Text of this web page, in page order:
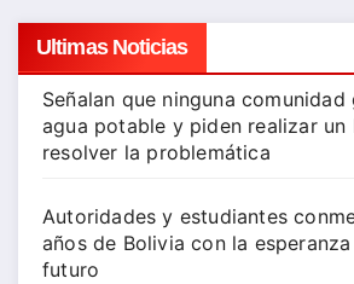
Ultimas Noticias
Señalan que ninguna comunidad
agua potable y piden realizar un
resolver la problemática
Autoridades y estudiantes
años de Bolivia con la
futuro